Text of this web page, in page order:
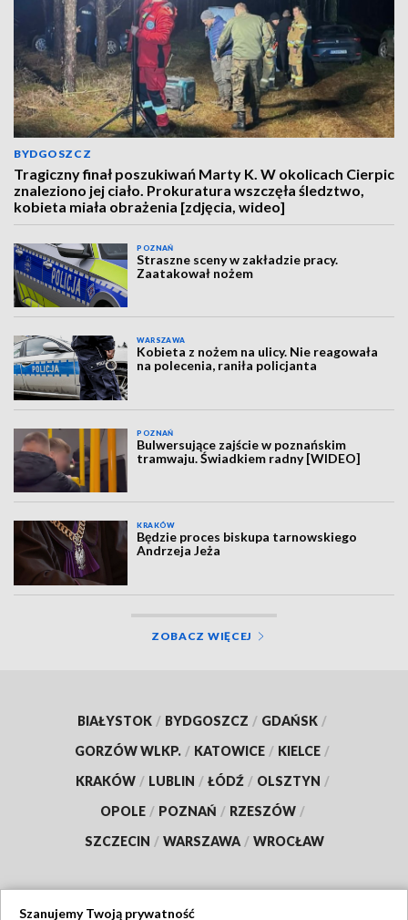
BYDGOSZCZ
Tragiczny finał poszukiwań Marty K. W okolicach Cierpic
znaleziono jej ciało. Prokuratura wszczęła śledztwo,
kobieta miała obrażenia [zdjęcia, wideo]
POZNAŃ
Straszne sceny w zakładzie pracy.
Zaatakował nożem
WARSZAWA
Kobieta z nożem na ulicy. Nie reagowała
na polecenia, raniła policjanta
POZNAŃ
Bulwersujące zajście w poznańskim
tramwaju. Świadkiem radny [WIDEO]
KRAKÓW
Będzie proces biskupa tarnowskiego
Andrzeja Jeża
ZOBACZ WIĘCEJ
BIAŁYSTOK / BYDGOSZCZ / GDAŃSK /
GORZÓW WLKP. / KATOWICE / KIELCE /
KRAKÓW / LUBLIN / ŁÓDŹ / OLSZTYN /
OPOLE / POZNAŃ / RZESZÓW /
SZCZECIN / WARSZAWA / WROCŁAW
Szanujemy Twoją prywatność